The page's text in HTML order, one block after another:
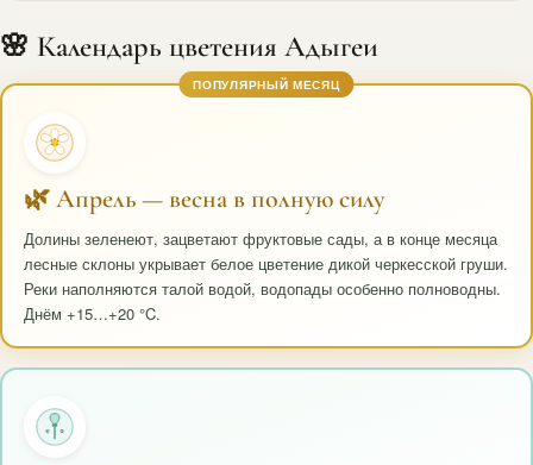
🌸 Календарь цветения Адыгеи
ПОПУЛЯРНЫЙ МЕСЯЦ
🌿 Апрель — весна в полную силу
Долины зеленеют, зацветают фруктовые сады, а в конце месяца
лесные склоны укрывает белое цветение дикой черкесской груши.
Реки наполняются талой водой, водопады особенно полноводны.
Днём +15…+20 °C.